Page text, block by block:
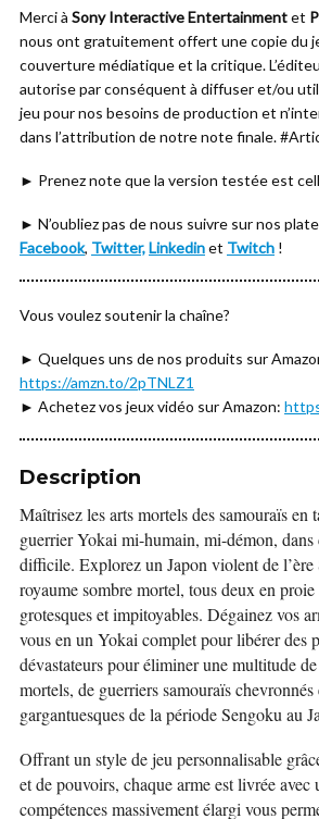
Merci à Sony Interactive Entertainmentet
nous ont gratuitement offert une copie du
couverture médiatique et la critique.
autorise par conséquent à diffuser et/ou
jeu pour nos besoins de production et
dans l’attribution de notre note finale.
► Prenez note que la version testée est
► N’oubliez pas de nous suivre sur nos
Facebook, Twitter,Linkedinet Twitch !
Vous voulez soutenir la chaîne?
► Quelques uns de nos produits sur
https://amzn.to/2pTNLZ1
► Achetez vos jeux vidéo sur Amazon:
Description
Maîtrisez les arts mortels des samouraïs en
guerrier Yokai mi-humain, mi-démon, dans
difficile. Explorez un Japon violent de
royaume sombre mortel, tous deux en proie
grotesques et impitoyables. Dégainez vos
vous en un Yokai complet pour libérer des
dévastateurs pour éliminer une multitude
mortels, de guerriers samouraïs chevronnés
gargantuesques de la période Sengoku au
Offrant un style de jeu personnalisable
et de pouvoirs, chaque arme est livrée avec
compétences massivement élargi vous